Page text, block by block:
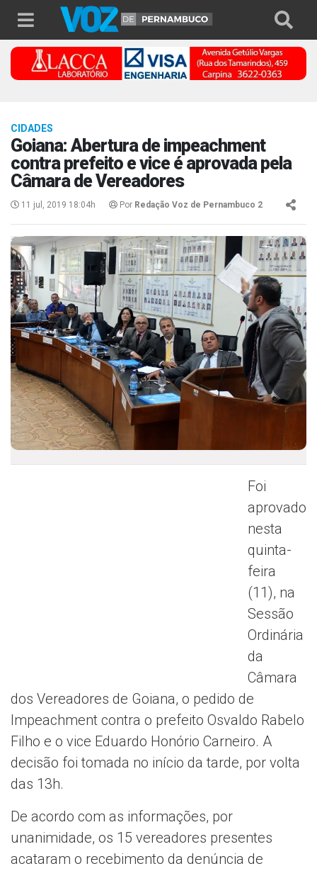
CIDADES
Goiana: Abertura de impeachment
contra prefeito e vice é aprovada pela
Câmara de Vereadores
11 jul, 2019 18:04h Por Redação Voz de Pernambuco 2
Foi
aprovado
nesta
quinta-
feira
(11), na
Sessão
Ordinária
da
Câmara
dos Vereadores de Goiana, o pedido de
Impeachment contra o prefeito Osvaldo Rabelo
Filho e o vice Eduardo Honório Carneiro. A
decisão foi tomada no início da tarde, por volta
das 13h.
De acordo com as informações, por
unanimidade, os 15 vereadores presentes
acataram o recebimento da denúncia de